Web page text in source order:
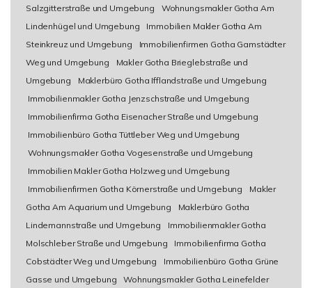
Salzgitterstraße und Umgebung
Wohnungsmakler Gotha Am
Lindenhügel und Umgebung
Immobilien Makler Gotha Am
Steinkreuz und Umgebung
Immobilienfirmen Gotha Gamstädter
Weg und Umgebung
Makler Gotha Brieglebstraße und
Umgebung
Maklerbüro Gotha Ifflandstraße und Umgebung
Immobilienmakler Gotha Jenzschstraße und Umgebung
Immobilienfirma Gotha Eisenacher Straße und Umgebung
Immobilienbüro Gotha Tüttleber Weg und Umgebung
Wohnungsmakler Gotha Vogesenstraße und Umgebung
Immobilien Makler Gotha Holzweg und Umgebung
Immobilienfirmen Gotha Körnerstraße und Umgebung
Makler
Gotha Am Aquarium und Umgebung
Maklerbüro Gotha
Lindemannstraße und Umgebung
Immobilienmakler Gotha
Molschleber Straße und Umgebung
Immobilienfirma Gotha
Cobstädter Weg und Umgebung
Immobilienbüro Gotha Grüne
Gasse und Umgebung
Wohnungsmakler Gotha Leinefelder